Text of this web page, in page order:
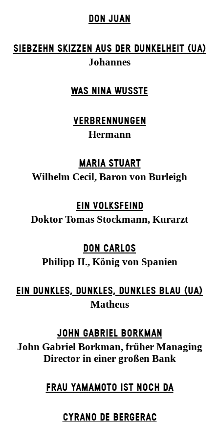
DON JUAN
SIEBZEHN SKIZZEN AUS DER DUNKELHEIT (UA)
Johannes
WAS NINA WUSSTE
VERBRENNUNGEN
Hermann
MARIA STUART
Wilhelm Cecil, Baron von Burleigh
EIN VOLKS­FEIND
Doktor Tomas Stockmann, Kurarzt
DON CARLOS
Philipp II., König von Spanien
EIN DUNK­LES, DUNK­LES, DUNK­LES BLAU (UA)
Matheus
JOHN GABRIEL BORKMAN
John Gabriel Borkman, früher Managing
Director in einer großen Bank
FRAU YAMAMOTO IST NOCH DA
CYRANO DE BERGERAC